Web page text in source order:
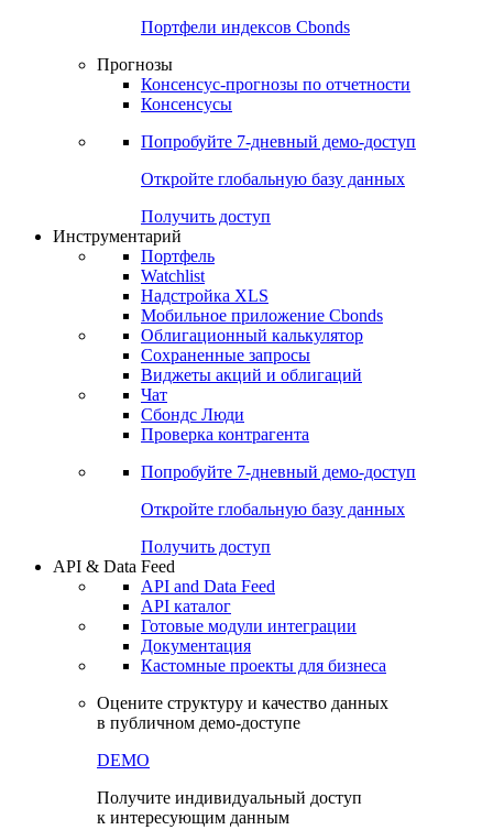
Портфели индексов Cbonds
Прогнозы
Консенсус-прогнозы по отчетности
Консенсусы
Попробуйте 7-дневный демо-доступ
Откройте глобальную базу данных
Получить доступ
Инструментарий
Портфель
Watchlist
Надстройка XLS
Мобильное приложение Cbonds
Облигационный калькулятор
Сохраненные запросы
Виджеты акций и облигаций
Чат
Сбондс Люди
Проверка контрагента
Попробуйте 7-дневный демо-доступ
Откройте глобальную базу данных
Получить доступ
API & Data Feed
API and Data Feed
API каталог
Готовые модули интеграции
Документация
Кастомные проекты для бизнеса
Оцените структуру и качество данных
в публичном демо-доступе
DEMO
Получите индивидуальный доступ
к интересующим данным